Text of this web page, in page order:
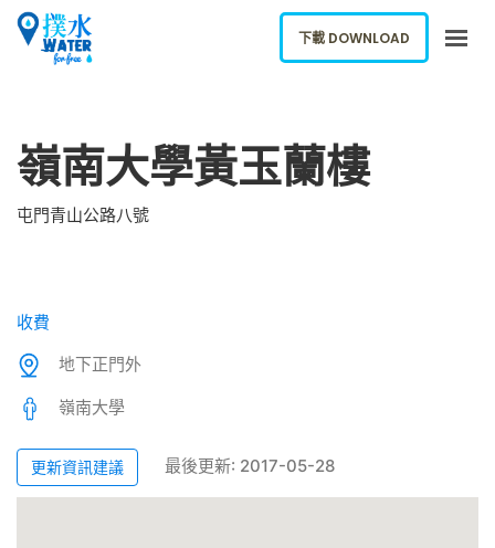
下載應用
嶺南大學黃玉蘭樓
屯門青山公路八號
收費
地下正門外
嶺南大學
更新資訊建議 最後更新: 2017-05-28
下載 DOWNLOAD